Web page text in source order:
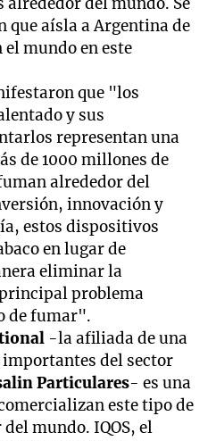
que aísla a Argentina de
el mundo en este
que "los
y sus
representan una
de 1000 millones de
alrededor del
innovación y
estos dispositivos
en lugar de
eliminar la
problema
de fumar".
-la afiliada de una
del sector
Particulares- es una
este tipo de
mundo. IQOS, el